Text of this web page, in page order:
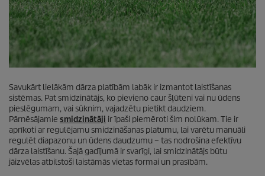
Savukārt lielākām dārza platībām labāk ir izmantot laistīšanas
sistēmas. Pat smidzinātājs, ko pievieno caur šļūteni vai nu ūdens
pieslēgumam, vai sūknim, vajadzētu pietikt daudziem.
Pārnēsājamie smidzinātāji ir īpaši piemēroti šim nolūkam. Tie ir
aprīkoti ar regulējamu smidzināšanas platumu, lai varētu manuāli
regulēt diapazonu un ūdens daudzumu – tas nodrošina efektīvu
dārza laistīšanu. Šajā gadījumā ir svarīgi, lai smidzinātājs būtu
jāizvēlas atbilstoši laistāmās vietas formai un prasībām.